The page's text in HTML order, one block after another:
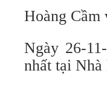
Hoàng
Ngày 26-
nhất tại